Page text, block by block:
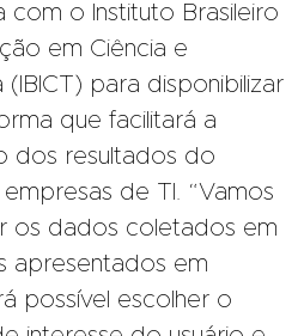
com o Instituto Brasileiro
em Ciência e
(IBICT) para disponibilizar
que facilitará a
dos resultados do
de TI. “Vamos
os dados coletados em
apresentados em
possível escolher o